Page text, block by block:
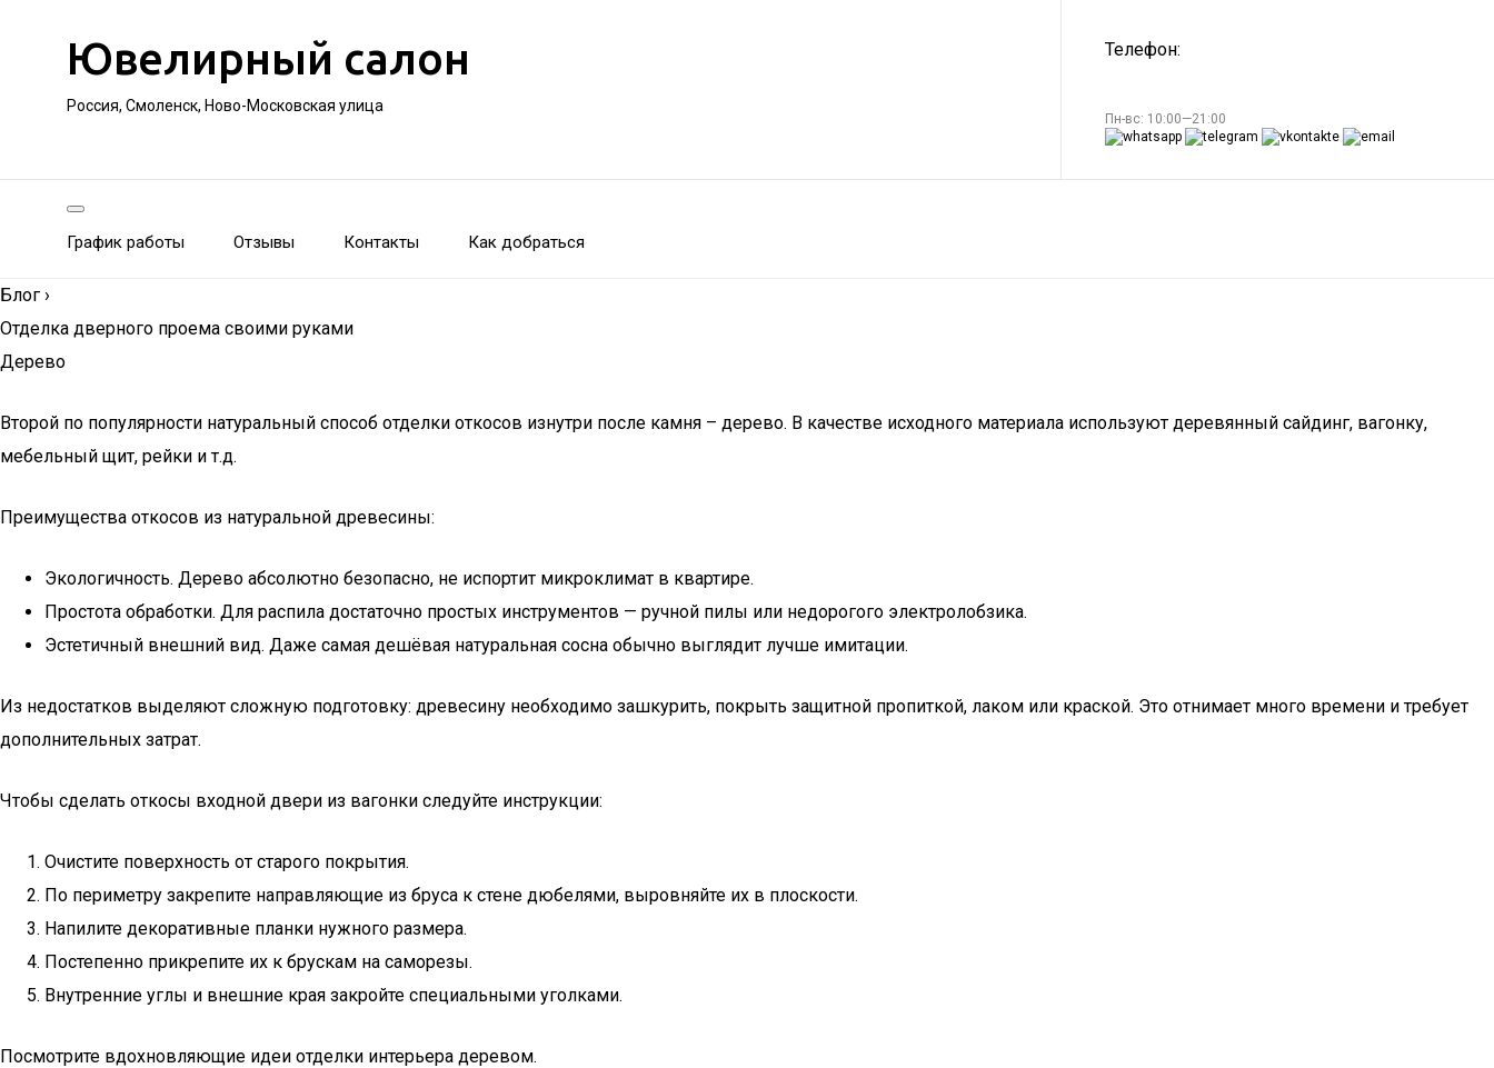
Ювелирный салон
Россия, Смоленск, Ново-Московская улица
Телефон:
Пн-вс: 10:00—21:00
График работы Отзывы Контакты Как добраться
Блог ›
Отделка дверного проема своими руками
Дерево
Второй по популярности натуральный способ отделки откосов изнутри после камня – дерево. В качестве исходного материала используют деревянный сайдинг, вагонку,
мебельный щит, рейки и т.д.
Преимущества откосов из натуральной древесины:
Экологичность. Дерево абсолютно безопасно, не испортит микроклимат в квартире.
Простота обработки. Для распила достаточно простых инструментов — ручной пилы или недорогого электролобзика.
Эстетичный внешний вид. Даже самая дешёвая натуральная сосна обычно выглядит лучше имитации.
Из недостатков выделяют сложную подготовку: древесину необходимо зашкурить, покрыть защитной пропиткой, лаком или краской. Это отнимает много времени и требует
дополнительных затрат.
Чтобы сделать откосы входной двери из вагонки следуйте инструкции:
Очистите поверхность от старого покрытия.
По периметру закрепите направляющие из бруса к стене дюбелями, выровняйте их в плоскости.
Напилите декоративные планки нужного размера.
Постепенно прикрепите их к брускам на саморезы.
Внутренние углы и внешние края закройте специальными уголками.
Посмотрите вдохновляющие идеи отделки интерьера деревом.